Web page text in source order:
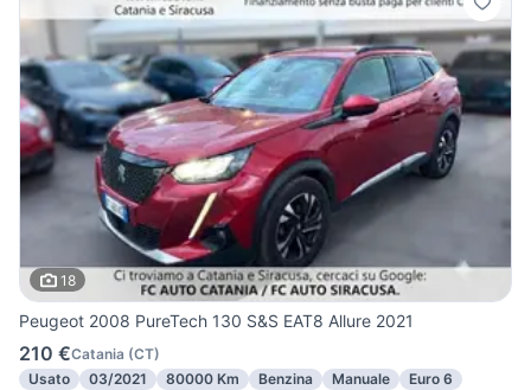
18
Peugeot 2008 PureTech 130 S&S EAT8 Allure 2021
210 €Catania (CT)
Usato
03/2021 80000 Km Benzina Manuale
Euro 6